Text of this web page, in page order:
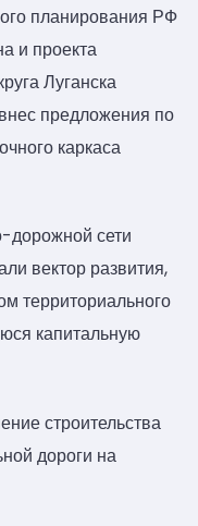
планирования РФ
и проекта
Луганска
предложения по
каркаса
дорожной сети
вектор развития,
территориального
капитальную
строительства
дороги на